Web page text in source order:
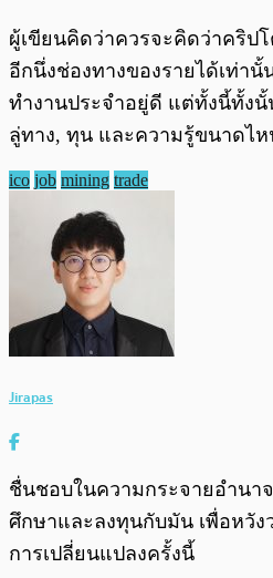
ผู้เขียนคิดว่าควรจะคิดว่าคริป
อีกนึ่งช่องทางของรายได้เท่านั้
ทำงานประจำอยู่ดี แต่ทั้งนี้ทั้ง
ลู่ทาง, ทุน และความรู้ขนาดไ
ico job mining trade
Jirapas
ชื่นชอบในความกระจายอำนา
ศึกษาและลงทุนกับมัน เพื่อหวัง
การเปลี่ยนแปลงครั้งนี้